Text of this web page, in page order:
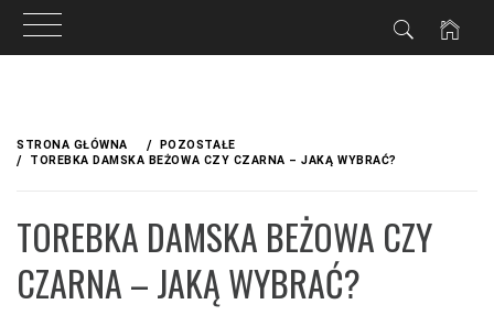
treściSTRONA GŁÓWNA
POZOSTAŁE
TOREBKA DAMSKA BEŻOWA CZY CZARNA – JAKĄ WYBRAĆ?
TOREBKA DAMSKA BEŻOWA CZY
CZARNA – JAKĄ WYBRAĆ?